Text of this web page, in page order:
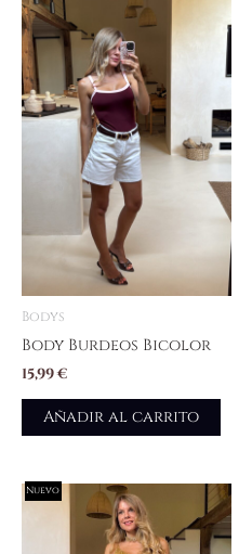
Bodys
Body Burdeos Bicolor
15,99€
Añadir al carrito
Nuevo